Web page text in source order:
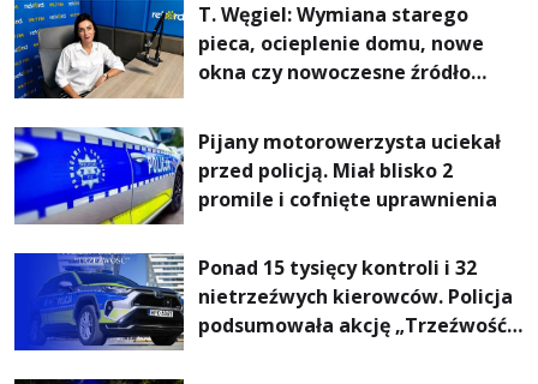
T. Węgiel: Wymiana starego
pieca, ocieplenie domu, nowe
okna czy nowoczesne źródło
rachunki za energię, lepszy
komfort życia i... czystsze
powietrze
Pijany motorowerzysta uciekał
przed policją. Miał blisko 2
promile i cofnięte uprawnienia
Ponad 15 tysięcy kontroli i 32
nietrzeźwych kierowców. Policja
podsumowała akcję „Trzeźwość”